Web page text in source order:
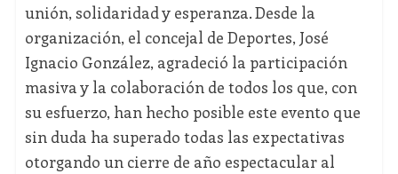
unión, solidaridad y esperanza. Desde la
organización, el concejal de Deportes, José
Ignacio González, agradeció la participación
masiva y la colaboración de todos los que, con
su esfuerzo, han hecho posible este evento que
sin duda ha superado todas las expectativas
otorgando un cierre de año espectacular al